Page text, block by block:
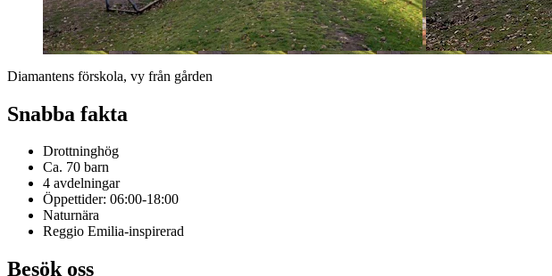
Diamantens förskola, vy från gården
Snabba fakta
Drottninghög
Ca. 70 barn
4 avdelningar
Öppettider: 06:00-18:00
Naturnära
Reggio Emilia-inspirerad
Besök oss